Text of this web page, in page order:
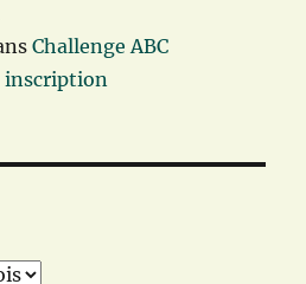
Challenge ABC
inscription